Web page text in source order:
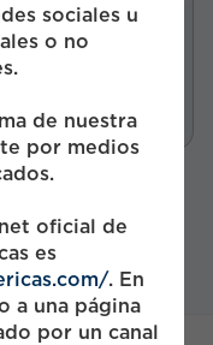
sociales u
o no
de nuestra
por medios
oficial de
es
. En
a una página
por un canal